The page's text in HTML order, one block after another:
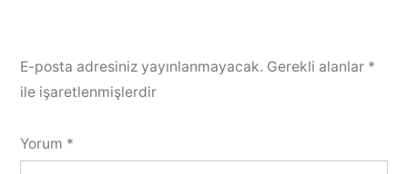
E-posta adresiniz yayınlanmayacak. Gerekli alanlar *
ile işaretlenmişlerdir
Yorum *